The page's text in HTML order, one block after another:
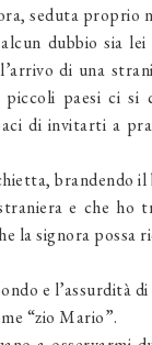
seduta proprio
dubbio sia
di una
piccoli paesi ci
di invitarti a
brandendo il
e che ho
la signora possa
e l’assurdità
“zio Mario”.